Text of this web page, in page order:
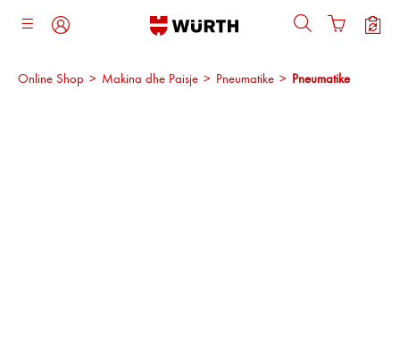
kryesore
Online Shop > Makina dhe Paisje > Pneumatike > Pneumatike